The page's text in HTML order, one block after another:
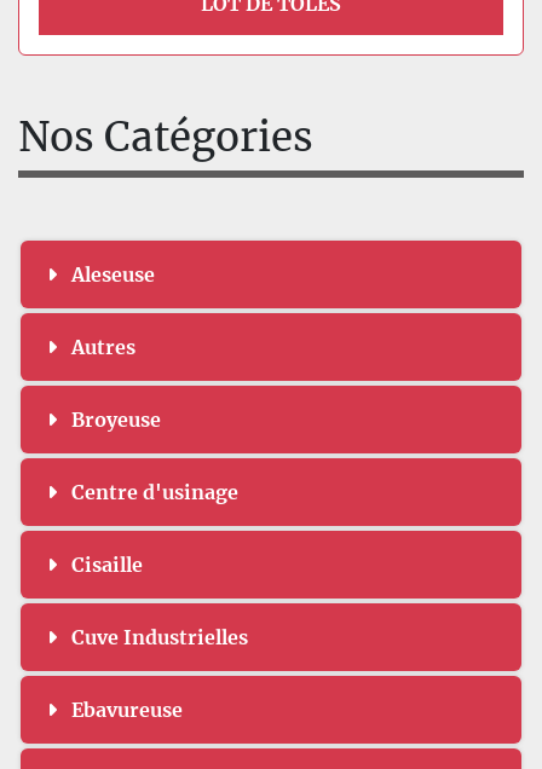
Nos Catégories
Aleseuse
Autres
Broyeuse
Centre d'usinage
Cisaille
Cuve Industrielles
Ebavureuse